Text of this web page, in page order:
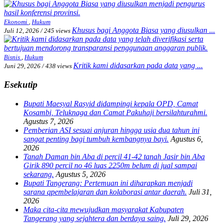
Ekonomi , Hukum
Juli 12, 2026 / 245 views Khusus bagi Anggota Biasa yang diusulkan ...
Bisnis , Hukum
Juni 29, 2026 / 438 views Kritik kami didasarkan pada data yang ...
Esekutip
Bupati Maesyal Rasyid didampingi kepala OPD, Camat
Kosambi, Teluknaga dan Camat Pakuhaji bersilahturahmi.
Agustus 7, 2026
Pemberian ASI sesuai anjuran hingga usia dua tahun ini
sangat penting bagi tumbuh kembangnya bayi. Agustus 6,
2026
Tanah Daman bin Aba di percil 41-42 tanah Jasir bin Aba
Girik 890 percil no 46 luas 2250m belum di jual sampai
sekarang. Agustus 5, 2026
Bupati Tangerang: Pertemuan ini diharapkan menjadi
sarana qpembelajaran dan kolaborasi antar daerah. Juli 31,
2026
Maka cita-cita mewujudkan masyarakat Kabupaten
Tangerang yang sejahtera dan berdaya saing. Juli 29, 2026